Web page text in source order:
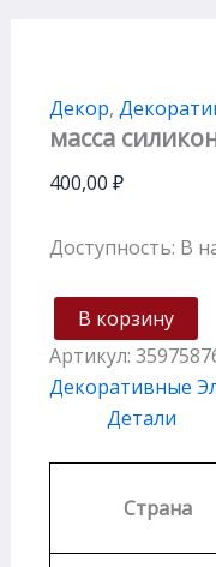
Декор,
масса
400,00 ₽
Доступность: В
В корзину
Артикул:
Декоративные
Детали
Страна